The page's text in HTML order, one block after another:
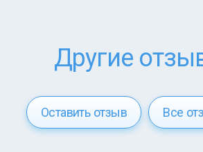
Другие
Оставить отзыв Все